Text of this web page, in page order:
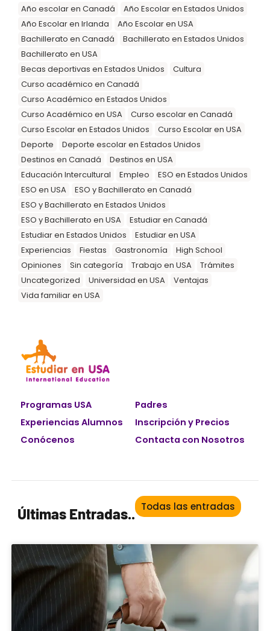
Año escolar en Canadá
Año Escolar en Estados Unidos
Año Escolar en Irlanda
Año Escolar en USA
Bachillerato en Canadá
Bachillerato en Estados Unidos
Bachillerato en USA
Becas deportivas en Estados Unidos
Cultura
Curso académico en Canadá
Curso Académico en Estados Unidos
Curso Académico en USA
Curso escolar en Canadá
Curso Escolar en Estados Unidos
Curso Escolar en USA
Deporte
Deporte escolar en Estados Unidos
Destinos en Canadá
Destinos en USA
Educación Intercultural
Empleo
ESO en Estados Unidos
ESO en USA
ESO y Bachillerato en Canadá
ESO y Bachillerato en Estados Unidos
ESO y Bachillerato en USA
Estudiar en Canadá
Estudiar en Estados Unidos
Estudiar en USA
Experiencias
Fiestas Gastronomía
High School
Opiniones
Sin categoría Trabajo en USA
Trámites
Uncategorized
Universidad en USA
Ventajas
Vida familiar en USA
Programas USA
Experiencias Alumnos
Conócenos
Padres
Inscripción y Precios
Contacta con Nosotros
Últimas Entradas.. Todas las entradas